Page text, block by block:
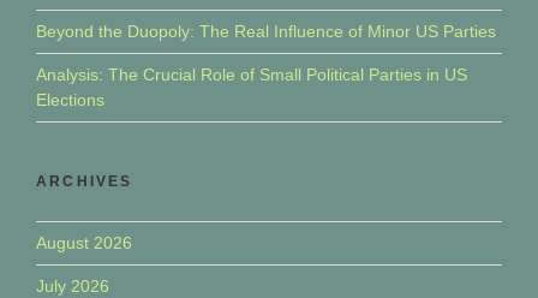
Beyond the Duopoly: The Real Influence of Minor US Parties
Analysis: The Crucial Role of Small Political Parties in US
Elections
ARCHIVES
August 2026
July 2026